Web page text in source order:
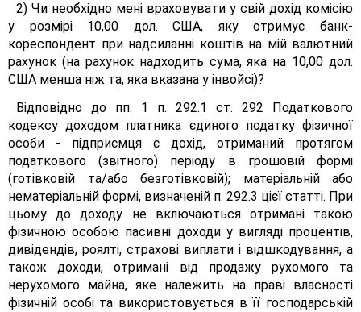
2) Чи необхідно мені враховувати у свій дохід комісію
у розмірі 10,00 дол. США, яку отримує банк-
кореспондент при надсиланні коштів на мій валютний
рахунок (на рахунок надходить сума, яка на 10,00 дол.
США менша ніж та, яка вказана у інвойсі)?
Відповідно до пп. 1 п. 292.1 ст. 292 Податкового
кодексу доходом платника єдиного податку фізичної
особи - підприємця є дохід, отриманий протягом
податкового (звітного) періоду в грошовій формі
(готівковій та/або безготівковій); матеріальній або
нематеріальній формі, визначеній п. 292.3 цієї статті. При
цьому до доходу не включаються отримані такою
фізичною особою пасивні доходи у вигляді процентів,
дивідендів, роялті, страхові виплати і відшкодування, а
також доходи, отримані від продажу рухомого та
нерухомого майна, яке належить на праві власності
фізичній особі та використовується в її господарській